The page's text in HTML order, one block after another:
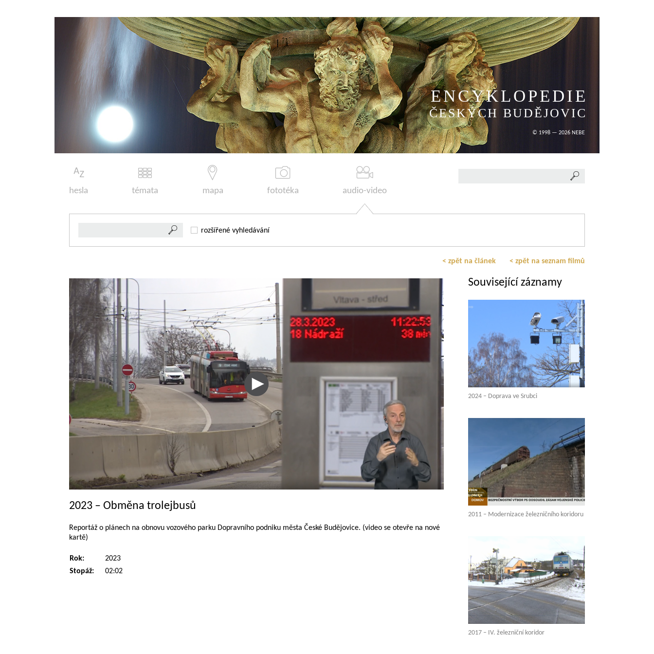
ENCYKLOPEDIE
ČESKÝCH BUDĚJOVIC
© 1998 — 2026 NEBE
hesla témata mapa fototéka audio-video
rozšířené vyhledávání
< zpět na článek < zpět na seznam filmů
2023 – Obměna trolejbusů
Reportáž o plánech na obnovu vozového parku Dopravního podniku města České Budějovice. (video se otevře na nové
kartě)
Rok:
2023
Stopáž:
02:02
Související záznamy
2024 – Doprava ve Srubci
2011 – Modernizace železničního koridoru
2017 – IV. železniční koridor